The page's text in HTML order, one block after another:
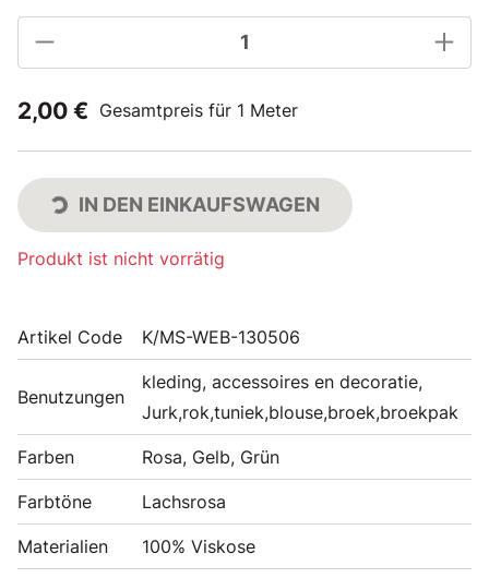
2,00 € Gesamtpreis für 1 Meter
IN DEN EINKAUFSWAGEN
Produkt ist nicht vorrätig
Artikel Code K/MS-WEB-130506
Benutzungen
kleding, accessoires en decoratie,
Jurk,rok,tuniek,blouse,broek,broekpak
Farben Rosa, Gelb, Grün
Farbtöne Lachsrosa
Materialien 100% Viskose